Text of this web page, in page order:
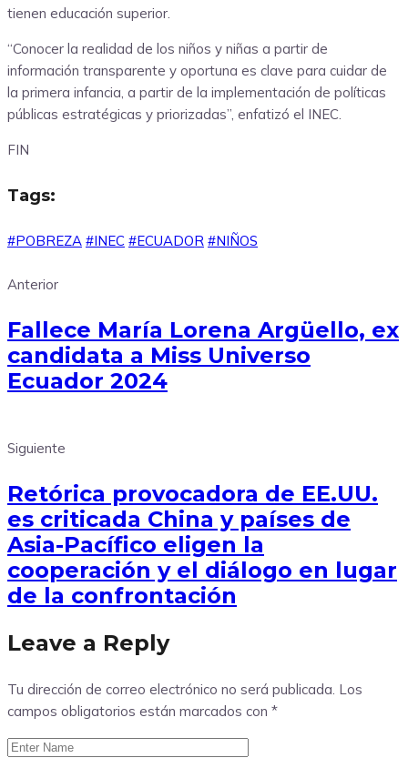
tienen educación superior.
“Conocer la realidad de los niños y niñas a partir de
información transparente y oportuna es clave para cuidar de
la primera infancia, a partir de la implementación de políticas
públicas estratégicas y priorizadas”, enfatizó el INEC.
FIN
Tags:
#POBREZA #INEC #ECUADOR #NIÑOS
Anterior
Fallece María Lorena Argüello, ex
candidata a Miss Universo
Ecuador 2024
Siguiente
Retórica provocadora de EE.UU.
es criticada China y países de
Asia-Pacífico eligen la
cooperación y el diálogo en lugar
de la confrontación
Leave a Reply
Tu dirección de correo electrónico no será publicada. Los
campos obligatorios están marcados con *